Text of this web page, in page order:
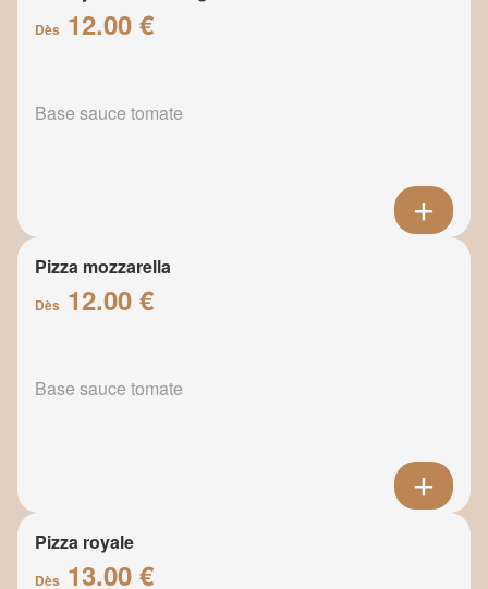
Dès 12.00 €
Base sauce tomate
Pizza mozzarella
Dès 12.00 €
Base sauce tomate
Pizza royale
Dès 13.00 €